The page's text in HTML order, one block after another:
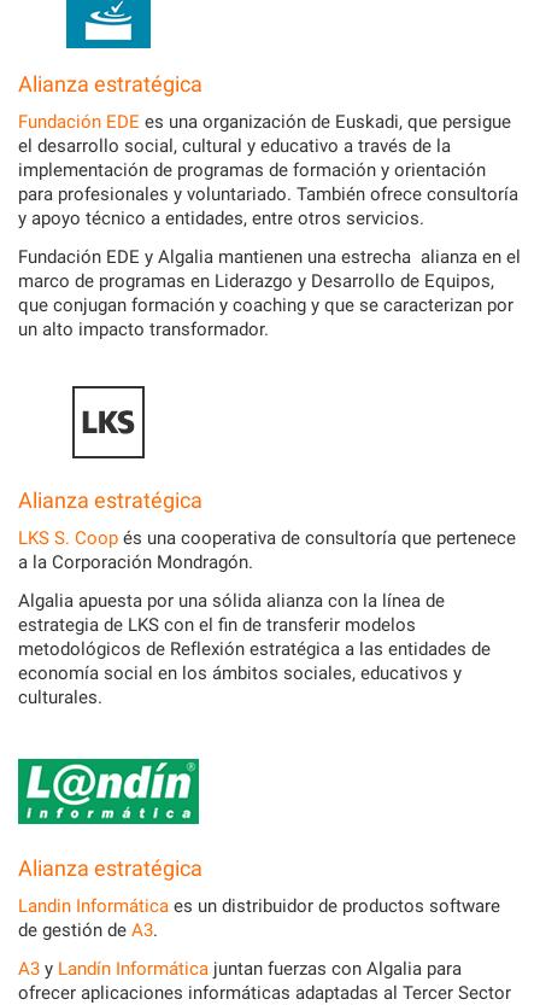
Alianza estratégica
Fundación EDE es una organización de Euskadi, que persigue
el desarrollo social, cultural y educativo a través de la
implementación de programas de formación y orientación
para profesionales y voluntariado. También ofrece consultoría
y apoyo técnico a entidades, entre otros servicios.
Fundación EDE y Algalia mantienen una estrecha alianza en el
marco de programas en Liderazgo y Desarrollo de Equipos,
que conjugan formación y coaching y que se caracterizan por
un alto impacto transformador.
Alianza estratégica
LKS S. Coop és una cooperativa de consultoría que pertenece
a la Corporación Mondragón.
Algalia apuesta por una sólida alianza con la línea de
estrategia de LKS con el fin de transferir modelos
metodológicos de Reflexión estratégica a las entidades de
economía social en los ámbitos sociales, educativos y
culturales.
Alianza estratégica
Landin Informática es un distribuidor de productos software
de gestión de A3.
A3 y Landín Informática juntan fuerzas con Algalia para
ofrecer aplicaciones informáticas adaptadas al Tercer Sector